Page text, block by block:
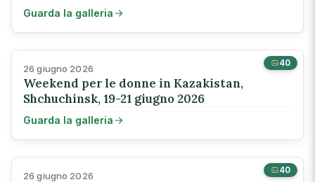
Guarda la galleria
40
26 giugno 2026
Weekend per le donne in Kazakistan,
Shchuchinsk, 19-21 giugno 2026
Guarda la galleria
40
26 giugno 2026